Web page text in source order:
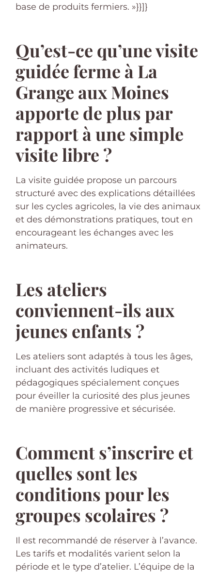
base de produits fermiers. »}}]}
Qu’est-ce qu’une visite
guidée ferme à La
Grange aux Moines
apporte de plus par
rapport à une simple
visite libre ?
La visite guidée propose un parcours
structuré avec des explications détaillées
sur les cycles agricoles, la vie des animaux
et des démonstrations pratiques, tout en
encourageant les échanges avec les
animateurs.
Les ateliers
conviennent-ils aux
jeunes enfants ?
Les ateliers sont adaptés à tous les âges,
incluant des activités ludiques et
pédagogiques spécialement conçues
pour éveiller la curiosité des plus jeunes
de manière progressive et sécurisée.
Comment s’inscrire et
quelles sont les
conditions pour les
groupes scolaires ?
Il est recommandé de réserver à l’avance.
Les tarifs et modalités varient selon la
période et le type d’atelier. L’équipe de la